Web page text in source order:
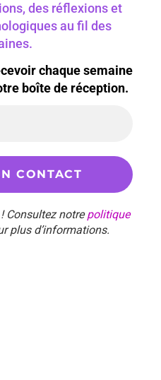
des réflexions et
au fil des
chaque semaine
boîte de réception.
Consultez notrepolitique
plus d’informations.